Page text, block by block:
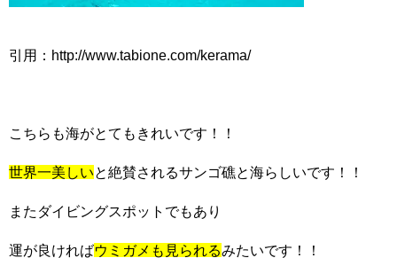
引用：http://www.tabione.com/kerama/
こちらも海がとてもきれいです！！
世界一美しい と絶賛されるサンゴ礁と海らしいです！！
またダイビングスポットでもあり
運が良ければウミガメも見られるみたいです！！